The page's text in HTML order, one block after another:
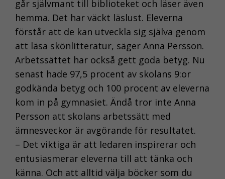
går självmant till biblioteket och läser även
hemma. Det har väckt läslust. Eleverna
förstår att de kan utveckla sig själva genom
att läsa skönlitteratur, säger Anna Persson.
Arbetssättet har också gett goda betyg. Nu
senast hade 97,5 procent av skolans 9:or
godkända betyg och 100 procent av eleverna
kom in på gymnasiet. Ändå tror inte Anna
Persson att skolans arbetssätt med
ämnesveckor är avgörande för resultatet.
– Det viktiga är att ledaren inspirerar och
entusiasmerar eleverna till att tänka och
känna. Och att alltid välja böcker som du